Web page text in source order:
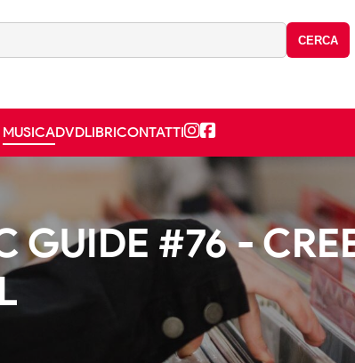
CERCA
MUSICADVDLIBRICONTATTI
GUIDE #76 -